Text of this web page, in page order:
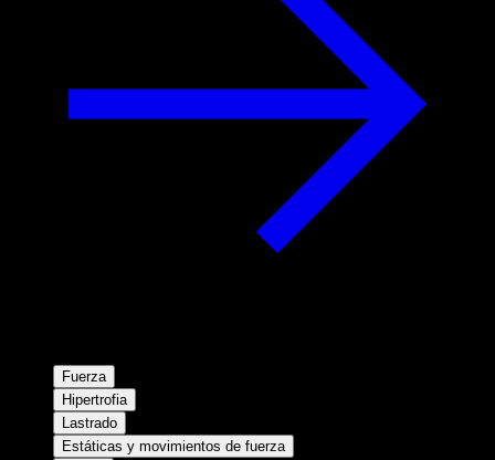
Fuerza
Hipertrofia
Lastrado
Estáticas y movimientos de fuerza